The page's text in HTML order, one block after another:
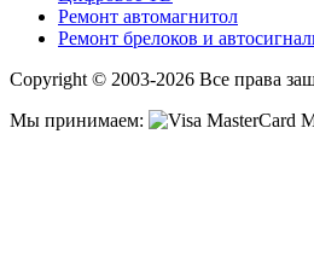
Ремонт автомагнитол
Ремонт брелоков и
Copyright © 2003-2026 Все права
Мы принимаем: